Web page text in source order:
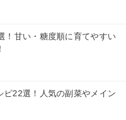
！甘い・糖度順に育てやすい
ピ22選！人気の副菜やメイン